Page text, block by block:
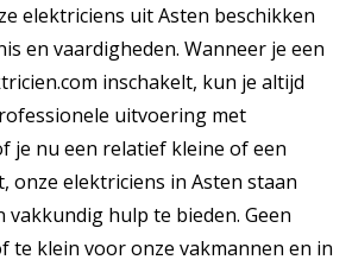
elektriciens uit Asten beschikken
en vaardigheden. Wanneer je een
inschakelt, kun je altijd
uitvoering met
je nu een relatief kleine of een
onze elektriciens in Asten staan
vakkundig hulp te bieden. Geen
te klein voor onze vakmannen en in